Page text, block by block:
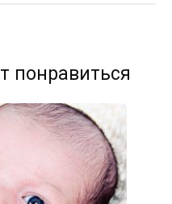
понравиться